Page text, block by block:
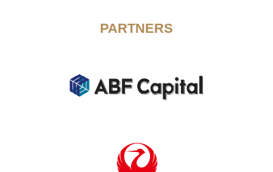
PARTNERS